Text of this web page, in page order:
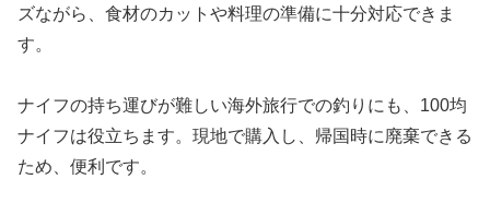
ズながら、食材のカットや料理の準備に十分対応できま
す。
ナイフの持ち運びが難しい海外旅行での釣りにも、100均
ナイフは役立ちます。現地で購入し、帰国時に廃棄できる
ため、便利です。